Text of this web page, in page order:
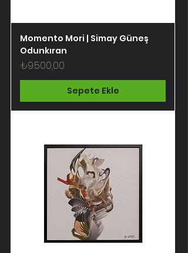
Momento Mori | Simay Güneş
Odunkıran
Fiyat
₺9.500,00
Sepete Ekle